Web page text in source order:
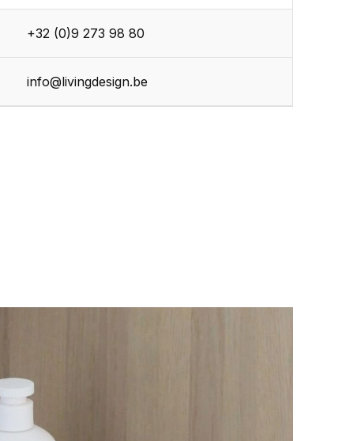
+32 (0)9 273 98 80
info@livingdesign.be